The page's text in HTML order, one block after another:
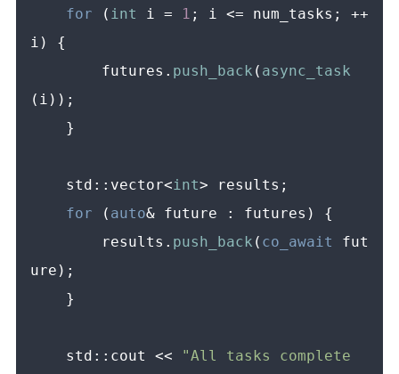
for ( int i = 1 ; i <= num_tasks; ++
i) {
        futures.
push_back ( async_task
(i));
    std::vector<
int> results;
for ( auto& future : futures) {
        results.
push_back ( co_await
fut
ure);
    std::cout <<
"All tasks complete